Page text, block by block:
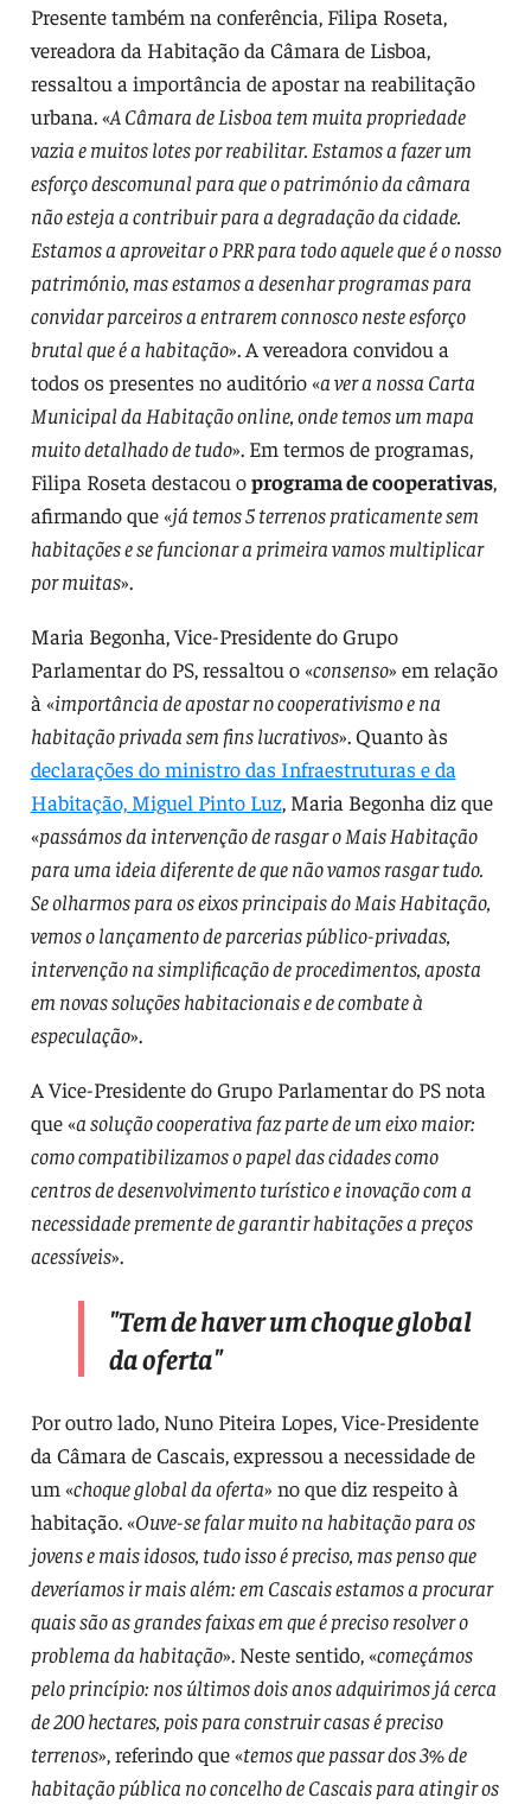
Presente também na conferência, Filipa Roseta,
vereadora da Habitação da Câmara de Lisboa,
ressaltou a importância de apostar na reabilitação
urbana. «A Câmara de Lisboa tem muita propriedade
vazia e muitos lotes por reabilitar. Estamos a fazer um
esforço descomunal para que o património da câmara
não esteja a contribuir para a degradação da cidade.
Estamos a aproveitar o PRR para todo aquele que é o nosso
património, mas estamos a desenhar programas para
convidar parceiros a entrarem connosco neste esforço
brutal que é a habitação». A vereadora convidou a
todos os presentes no auditório «a ver a nossa Carta
Municipal da Habitação online, onde temos um mapa
muito detalhado de tudo». Em termos de programas,
Filipa Roseta destacou oprograma de cooperativas,
afirmando que «já temos 5 terrenos praticamente sem
habitações e se funcionar a primeira vamos multiplicar
por muitas».
Maria Begonha, Vice-Presidente do Grupo
Parlamentar do PS, ressaltou o «consenso» em relação
à «importância de apostar no cooperativismo e na
habitação privada sem fins lucrativos». Quanto às
declarações do ministro das Infraestruturas e da
Habitação, Miguel Pinto Luz, Maria Begonha diz que
«passámos da intervenção de rasgar o Mais Habitação
para uma ideia diferente de que não vamos rasgar tudo.
Se olharmos para os eixos principais do Mais Habitação,
vemos o lançamento de parcerias público-privadas,
intervenção na simplificação de procedimentos, aposta
em novas soluções habitacionais e de combate à
especulação».
A Vice-Presidente do Grupo Parlamentar do PS nota
que «a solução cooperativa faz parte de um eixo maior:
como compatibilizamos o papel das cidades como
centros de desenvolvimento turístico e inovação com a
necessidade premente de garantir habitações a preços
acessíveis».
"Tem de haver um choque global
da oferta"
Por outro lado, Nuno Piteira Lopes, Vice-Presidente
da Câmara de Cascais, expressou a necessidade de
um «choque global da oferta» no que diz respeito à
habitação. «Ouve-se falar muito na habitação para os
jovens e mais idosos, tudo isso é preciso, mas penso que
deveríamos ir mais além: em Cascais estamos a procurar
quais são as grandes faixas em que é preciso resolver o
problema da habitação». Neste sentido, «começámos
pelo princípio: nos últimos dois anos adquirimos já cerca
de 200 hectares, pois para construir casas é preciso
terrenos», referindo que «temos que passar dos 3% de
habitação pública no concelho de Cascais para atingir os